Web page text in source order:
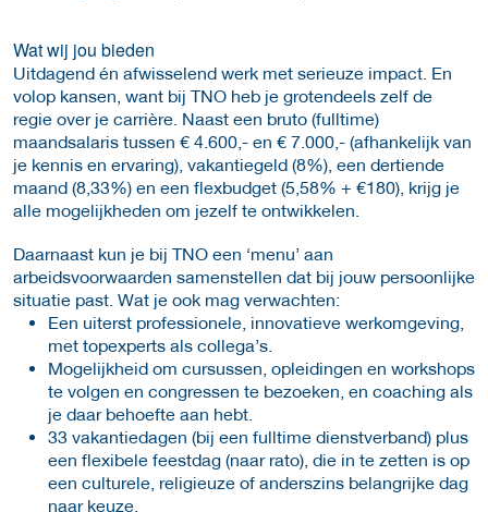
Wat wij jou bieden
Uitdagend én afwisselend werk met serieuze impact. En
volop kansen, want bij TNO heb je grotendeels zelf de
regie over je carrière. Naast een bruto (fulltime)
maandsalaris tussen € 4.600,- en € 7.000,- (afhankelijk van
je kennis en ervaring), vakantiegeld (8%), een dertiende
maand (8,33%) en een flexbudget (5,58% + €180), krijg je
alle mogelijkheden om jezelf te ontwikkelen.
Daarnaast kun je bij TNO een ‘menu’ aan
arbeidsvoorwaarden samenstellen dat bij jouw persoonlijke
situatie past. Wat je ook mag verwachten:
Een uiterst professionele, innovatieve werkomgeving,
met topexperts als collega’s.
Mogelijkheid om cursussen, opleidingen en workshops
te volgen en congressen te bezoeken, en coaching als
je daar behoefte aan hebt.
33 vakantiedagen (bij een fulltime dienstverband) plus
een flexibele feestdag (naar rato), die in te zetten is op
een culturele, religieuze of anderszins belangrijke dag
naar keuze.